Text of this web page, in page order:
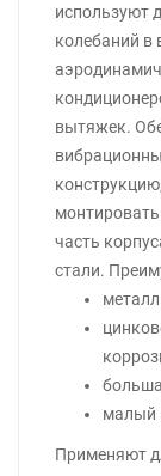
используют
колебаний в
вытяжек.
часть
стали.
малый
Применяют